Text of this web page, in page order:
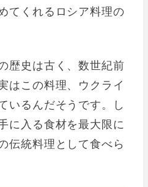
てくれるロシア料理の
歴史は古く、数世紀前
はこの料理、ウクライ
いるんだそうです。し
に入る食材を最大限に
伝統料理として食べら